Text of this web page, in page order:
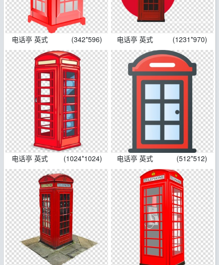
电话亭 英式 (342*596) 电话亭 英式 (1231*970)
电话亭 英式 (1024*1024) 电话亭 英式 (512*512)